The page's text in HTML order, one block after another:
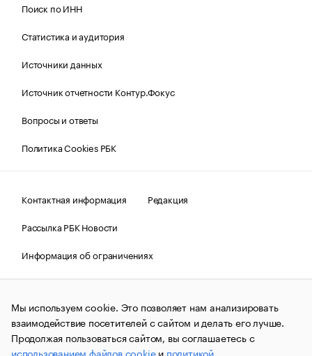
Поиск по ИНН
Статистика и аудитория
Источники данных
Источник отчетности Контур.Фокус
Вопросы и ответы
Политика Cookies РБК
Контактная информация
Редакция
Рассылка РБК Новости
Информация об ограничениях
Правовая информация
О соблюдении авторских прав
© АО «РОСБИЗНЕСКОНСАЛТИНГ»,1995–2026.Сообщения
и материалы информационного агентства «РБК»
(зарегистрировано Федеральной службой по надзору в сфере
связи, информационных технологий и массовых
коммуникаций (Роскомнадзор) 09.12.2015 за номером ИА
Мы используем cookie. Это позволяет нам анализировать
взаимодействие посетителей с сайтом и делать его лучше.
Продолжая пользоваться сайтом, вы соглашаетесь с
использованием файлов cookieи политикой